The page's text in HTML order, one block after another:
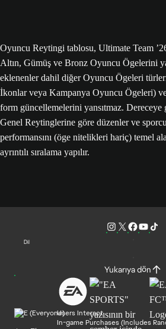
Oyuncu Reytingi tablosu, Ultimate Team
Altın, Gümüş ve Bronz Oyuncu Ögelerini
eklenenler dahil diğer Oyuncu Ögeleri
İkonlar veya Kampanya Oyuncu Ögeleri)
form güncellemelerini yansıtmaz. Dereceye
Genel Reytinglerine göre düzenler ve
performansını (öge nitelikleri hariç) temel
ayrıntılı sıralama yapılır.
Dil
Yukarıya dön
Users Interact
In-game Purchases (Includes